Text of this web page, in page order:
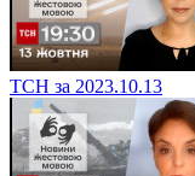
ТСН за 2023.10.13